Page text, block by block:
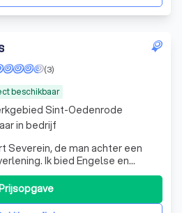
beschikbaar
(3)
Severein, de man achter een
Ik bied Engelse en
proefleesdiensten, maar ook
Dit doe ik voor beide talen,
vertalingen uit het Engels naar
Sint-Oedenrode
in bedrijf